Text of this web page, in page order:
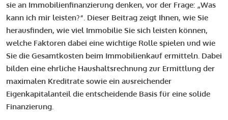
sie an Immobilienfinanzierung denken, vor der Frage: „Was
kann ich mir leisten?“. Dieser Beitrag zeigt Ihnen, wie Sie
herausfinden, wie viel Immobilie Sie sich leisten können,
welche Faktoren dabei eine wichtige Rolle spielen und wie
Sie die Gesamtkosten beim Immobilienkauf ermitteln. Dabei
bilden eine ehrliche Haushaltsrechnung zur Ermittlung der
maximalen Kreditrate sowie ein ausreichender
Eigenkapitalanteil die entscheidende Basis für eine solide
Finanzierung.